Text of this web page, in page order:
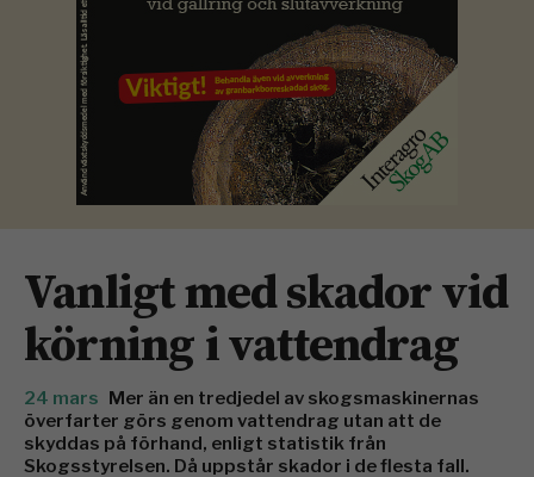
Vanligt med skador vid
körning i vattendrag
24 mars Mer än en tredjedel av skogsmaskinernas
överfarter görs genom vattendrag utan att de
skyddas på förhand, enligt statistik från
Skogsstyrelsen. Då uppstår skador i de flesta fall.